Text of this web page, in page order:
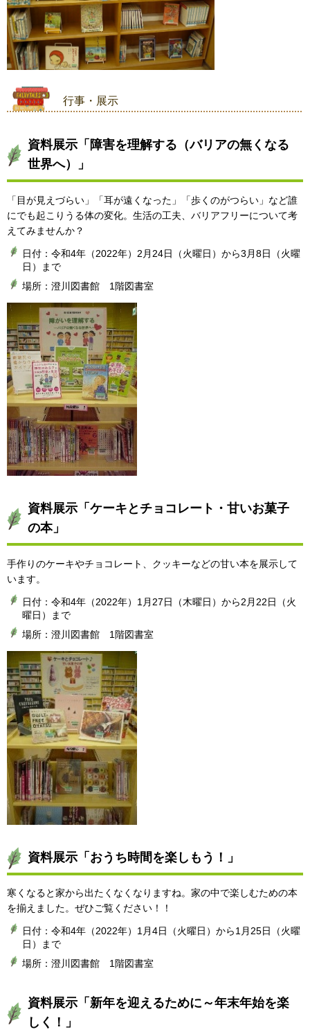
行事・展示
資料展示「障害を理解する（バリアの無くなる
世界へ）」
「目が見えづらい」「耳が遠くなった」「歩くのがつらい」など誰
にでも起こりうる体の変化。生活の工夫、バリアフリーについて考
えてみませんか？
日付：令和4年（2022年）2月24日（火曜日）から3月8日（火曜
日）まで
場所：澄川図書館 1階図書室
資料展示「ケーキとチョコレート・甘いお菓子
の本」
手作りのケーキやチョコレート、クッキーなどの甘い本を展示して
います。
日付：令和4年（2022年）1月27日（木曜日）から2月22日（火
曜日）まで
場所：澄川図書館 1階図書室
資料展示「おうち時間を楽しもう！」
寒くなると家から出たくなくなりますね。家の中で楽しむための本
を揃えました。ぜひご覧ください！！
日付：令和4年（2022年）1月4日（火曜日）から1月25日（火曜
日）まで
場所：澄川図書館 1階図書室
資料展示「新年を迎えるために～年末年始を楽
しく！」